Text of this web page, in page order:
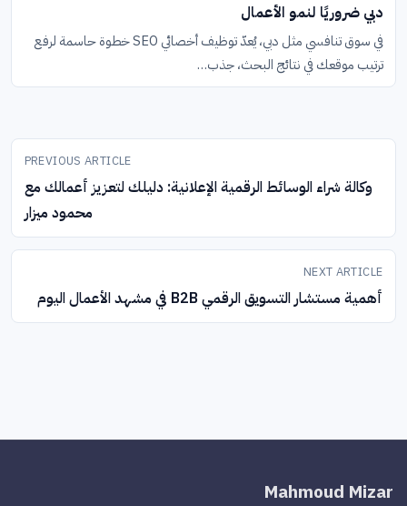
دبي ضروريًا لنمو الأعمال
في سوق تنافسي مثل دبي، يُعدّ توظيف أخصائي SEO خطوة حاسمة لرفع
ترتيب موقعك في نتائج البحث، جذب…
تصفّح
PREVIOUS ARTICLE
وكالة شراء الوسائط الرقمية الإعلانية: دليلك لتعزيز أعمالك مع
محمود ميزار
NEXT ARTICLE
أهمية مستشار التسويق الرقمي B2B في مشهد الأعمال اليوم
Mahmoud Mizar